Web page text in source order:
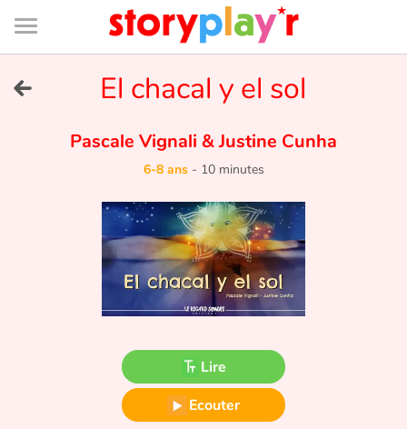
Connexion
Bibliothèque
de
page
Tester gratuitement
Bibliothèque
Contes d'ici et d'ailleurs
Fable, mythe, littérature et poésie
El chacal y el sol
Pascale Vignali &Justine Cunha
6-8 ans- 10 minutes
Lire
Ecouter